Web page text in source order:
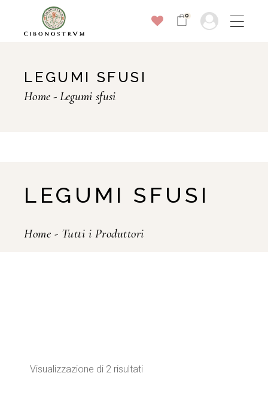
0
LEGUMI SFUSI
Home Legumi sfusi
LEGUMI SFUSI
Home - Tutti i Produttori
Visualizzazione di 2 risultati